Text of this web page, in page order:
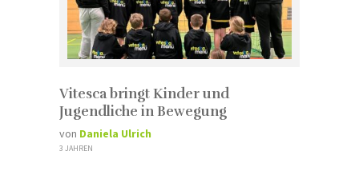
Vitesca bringt Kinder und
Jugendliche in Bewegung
von Daniela Ulrich
3 JAHREN